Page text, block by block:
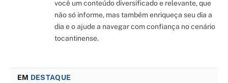
você um conteúdo diversificado e relevante, que
não só informe, mas também enriqueça seu dia a
dia e o ajude a navegar com confiança no cenário
tocantinense.
EM DESTAQUE